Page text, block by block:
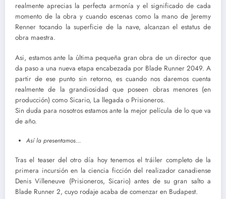
realmente aprecias la perfecta armonía y el significado de cada
momento de la obra y cuando escenas como la mano de Jeremy
Renner tocando la superficie de la nave, alcanzan el estatus de
obra maestra.
Asi, estamos ante la última pequeña gran obra de un director que
da paso a una nueva etapa encabezada por Blade Runner 2049. A
partir de ese punto sin retorno, es cuando nos daremos cuenta
realmente de la grandiosidad que poseen obras menores (en
producción) como Sicario, La llegada o Prisioneros.
Sin duda para nosotros estamos ante la mejor película de lo que va
de año.
Así la presentamos…
Tras el teaser del otro día hoy tenemos el tráiler completo de la
primera incursión en la ciencia ficción del realizador canadiense
Denis Villeneuve (Prisioneros, Sicario) antes de su gran salto a
Blade Runner 2, cuyo rodaje acaba de comenzar en Budapest.